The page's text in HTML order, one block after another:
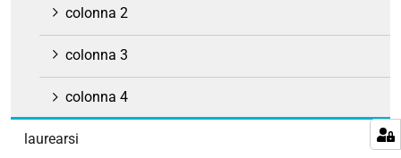
colonna 2
colonna 3
colonna 4
laurearsi